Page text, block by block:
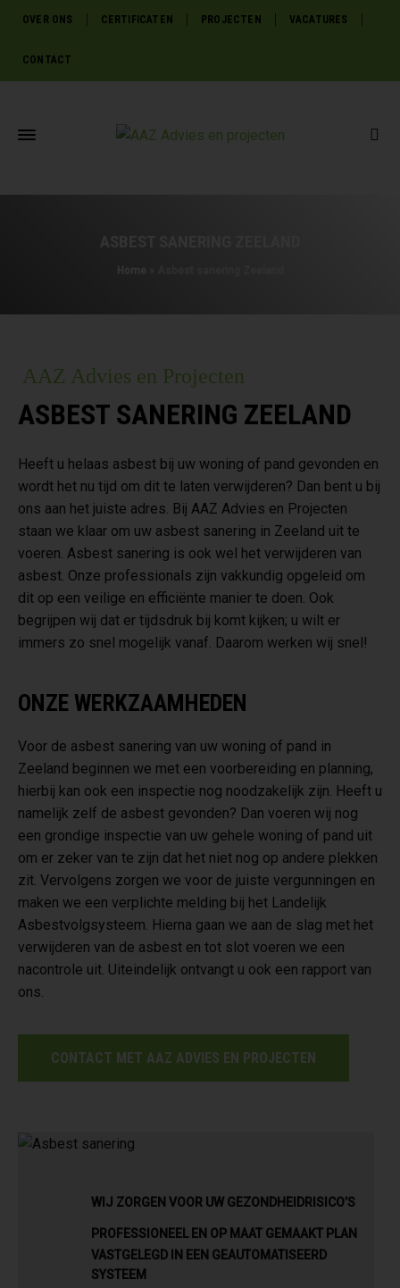
OVER ONS CERTIFICATEN PROJECTEN VACATURES
CONTACT
AAZ Advies en Projecten
ASBEST SANERING ZEELAND
Heeft u helaas asbest bij uw woning of pand gevonden en
wordt het nu tijd om dit te laten verwijderen? Dan bent u bij
ons aan het juiste adres. Bij AAZ Advies en Projecten
staan we klaar om uw asbest sanering in Zeeland uit te
voeren. Asbest sanering is ook wel het verwijderen van
asbest. Onze professionals zijn vakkundig opgeleid om
dit op een veilige en efficiënte manier te doen. Ook
begrijpen wij dat er tijdsdruk bij komt kijken; u wilt er
immers zo snel mogelijk vanaf. Daarom werken wij snel!
ONZE WERKZAAMHEDEN
Voor de asbest sanering van uw woning of pand in
Zeeland beginnen we met een voorbereiding en planning,
hierbij kan ook een inspectie nog noodzakelijk zijn. Heeft u
namelijk zelf de asbest gevonden? Dan voeren wij nog
een grondige inspectie van uw gehele woning of pand uit
om er zeker van te zijn dat het niet nog op andere plekken
zit. Vervolgens zorgen we voor de juiste vergunningen en
maken we een verplichte melding bij het Landelijk
Asbestvolgsysteem. Hierna gaan we aan de slag met het
verwijderen van de asbest en tot slot voeren we een
nacontrole uit. Uiteindelijk ontvangt u ook een rapport van
ons.
CONTACT MET AAZ ADVIES EN PROJECTEN
WIJ ZORGEN VOOR UW GEZONDHEIDRISICO’S
PROFESSIONEEL EN OP MAAT GEMAAKT PLAN
VASTGELEGD IN EEN GEAUTOMATISEERD
SYSTEEM